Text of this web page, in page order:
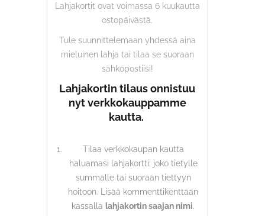
Lahjakortit ovat voimassa 6 kuukautta
ostopäivästä.
Tule suunnittelemaan yhdessä aina
mieluinen lahja tai tilaa se suoraan
sähköpostiisi!
Lahjakortin tilaus onnistuu
nyt verkkokauppamme
kautta.
Tilaa verkkokaupan kautta
haluamasi lahjakortti: joko tietylle
summalle tai suoraan tiettyyn
hoitoon. Lisää kommenttikenttään
kassalla lahjakortin saajan nimi.